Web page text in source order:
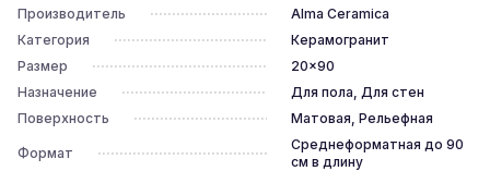
Производитель
Alma Ceramica
Категория
Керамогранит
Размер
20x90
Назначение
Для пола, Для стен
Поверхность
Матовая, Рельефная
Формат
Среднеформатная до 90
см в длину